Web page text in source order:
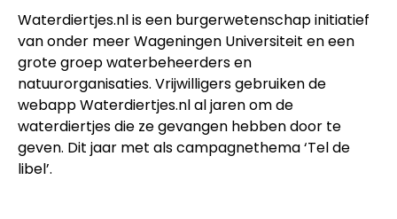
Waterdiertjes.nl is een burgerwetenschap initiatief
van onder meer Wageningen Universiteit en een
grote groep waterbeheerders en
natuurorganisaties. Vrijwilligers gebruiken de
webapp Waterdiertjes.nl al jaren om de
waterdiertjes die ze gevangen hebben door te
geven. Dit jaar met als campagnethema ‘Tel de
libel’.